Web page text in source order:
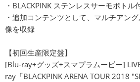
・BLACKPINK ステンレスサーモボトル
・追加コンテンツとして、マルチアン
像を収録
【初回生産限定盤】
[Blu-ray+グッズ+スマプラムービー]
ray「BLACKPINK ARENA TOUR 2018